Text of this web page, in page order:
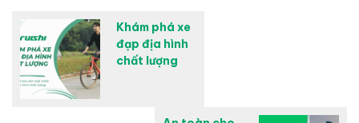
Khám phá xe
đạp địa hình
chất lượng